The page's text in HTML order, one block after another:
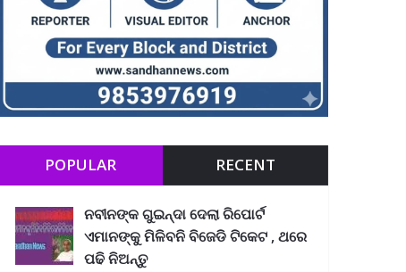
POPULAR RECENT
ନବୀନଙ୍କ ଗୁଇନ୍ଦା ଦେଲା ରିପୋର୍ଟ
ଏମାନଙ୍କୁ ମିଳିବନି ବିଜେଡି ଟିକେଟ , ଥରେ
ପଢି ନିଅନ୍ତୁ